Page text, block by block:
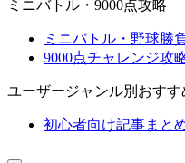
ミニバトル・9000点攻略
ミニバトル・野球勝
9000点チャレンジ攻
ユーザージャンル別おす
初心者向け記事まと